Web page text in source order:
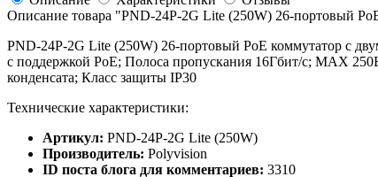
Описание товара "PND-24P-2G Lite (250W) 26-портовый
PND-24P-2G Lite (250W) 26-портовый PoE коммутатор с
с поддержкой PoE; Полоса пропускания 16Гбит/с; MAX
конденсата; Класс защиты IP30
Технические характеристики:
Артикул: PND-24P-2G Lite (250W)
Производитель: Polyvision
ID поста блога для комментариев: 3310